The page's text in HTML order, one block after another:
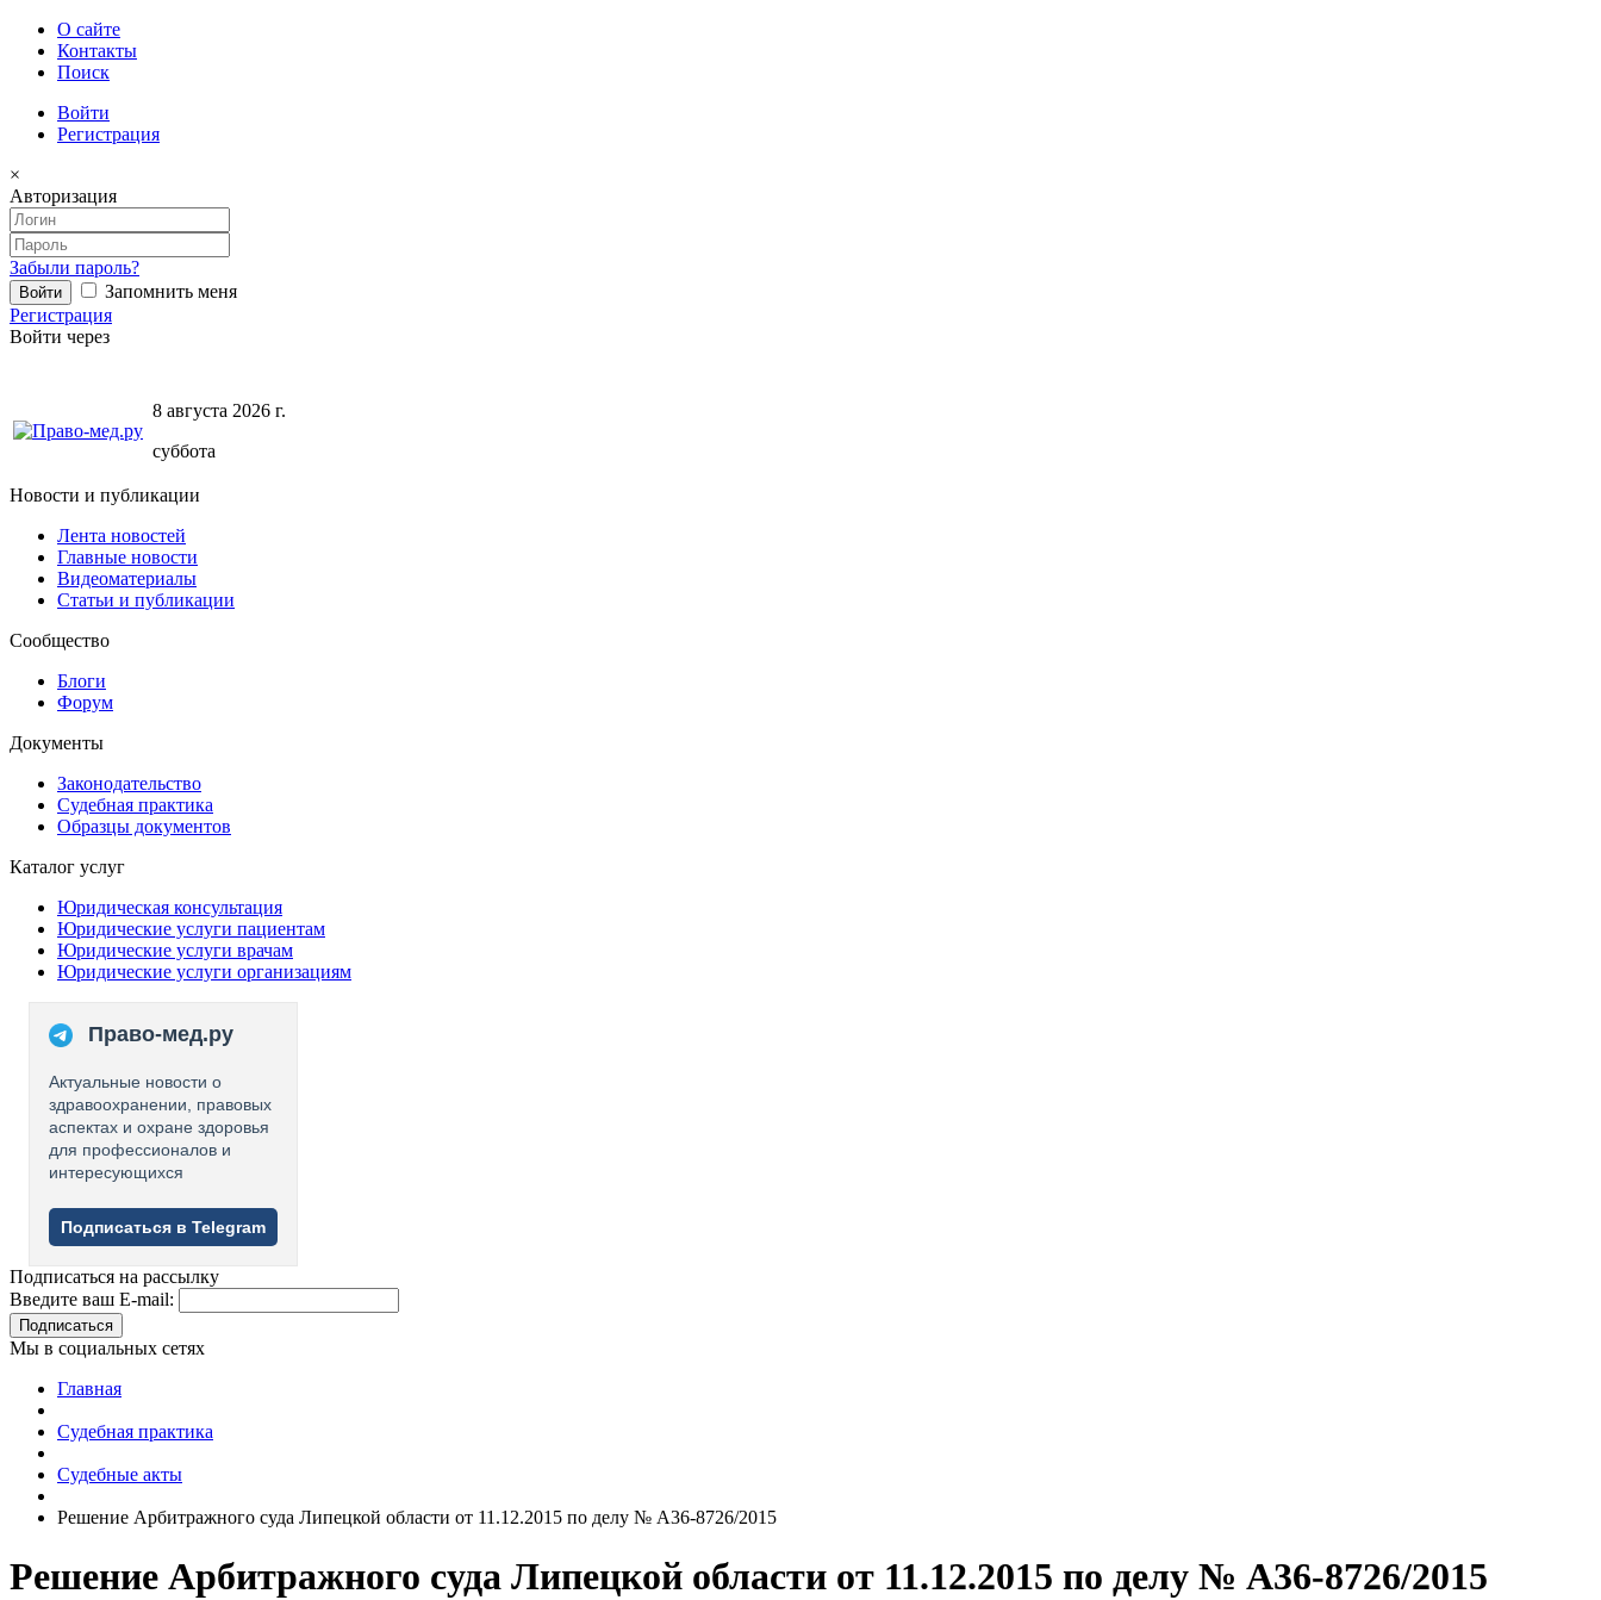
О сайте
Контакты
Поиск
Войти
Регистрация
×
Авторизация
Забыли пароль?
Запомнить меня
Регистрация
Войти через
8 августа 2026 г.
суббота
Новости и публикации
Лента новостей
Главные новости
Видеоматериалы
Статьи и публикации
Сообщество
Блоги
Форум
Документы
Законодательство
Судебная практика
Образцы документов
Каталог услуг
Юридическая консультация
Юридические услуги пациентам
Юридические услуги врачам
Юридические услуги организациям
Право-мед.ру
Актуальные новости о
здравоохранении, правовых
аспектах и охране здоровья
для профессионалов и
интересующихся
Подписаться в Telegram
Подписаться на рассылку
Введите ваш E-mail:
Подписаться
Мы в социальных сетях
Главная
Судебная практика
Судебные акты
Решение Арбитражного суда Липецкой области от 11.12.2015 по делу № А36-8726/2015
Решение Арбитражного суда Липецкой области от 11.12.2015 по делу № А36-8726/2015